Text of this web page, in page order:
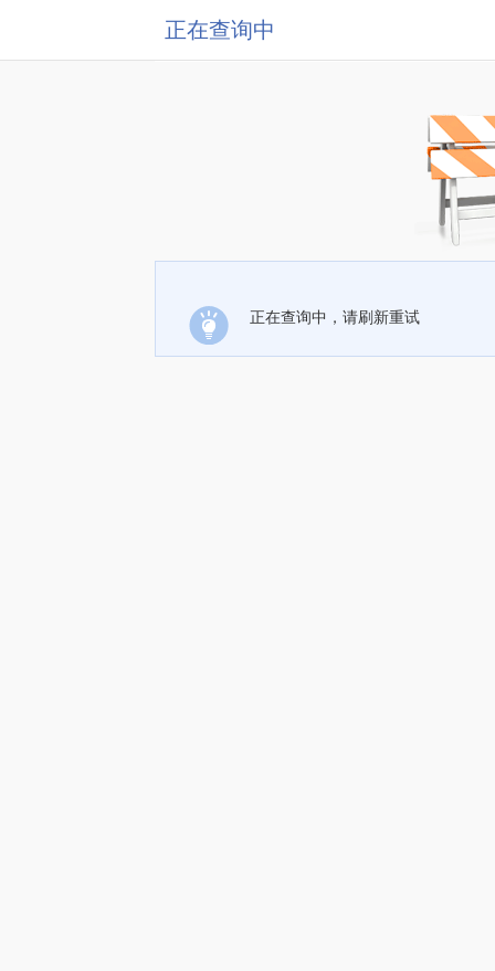
正在查询中
正在查询中，请刷新重试